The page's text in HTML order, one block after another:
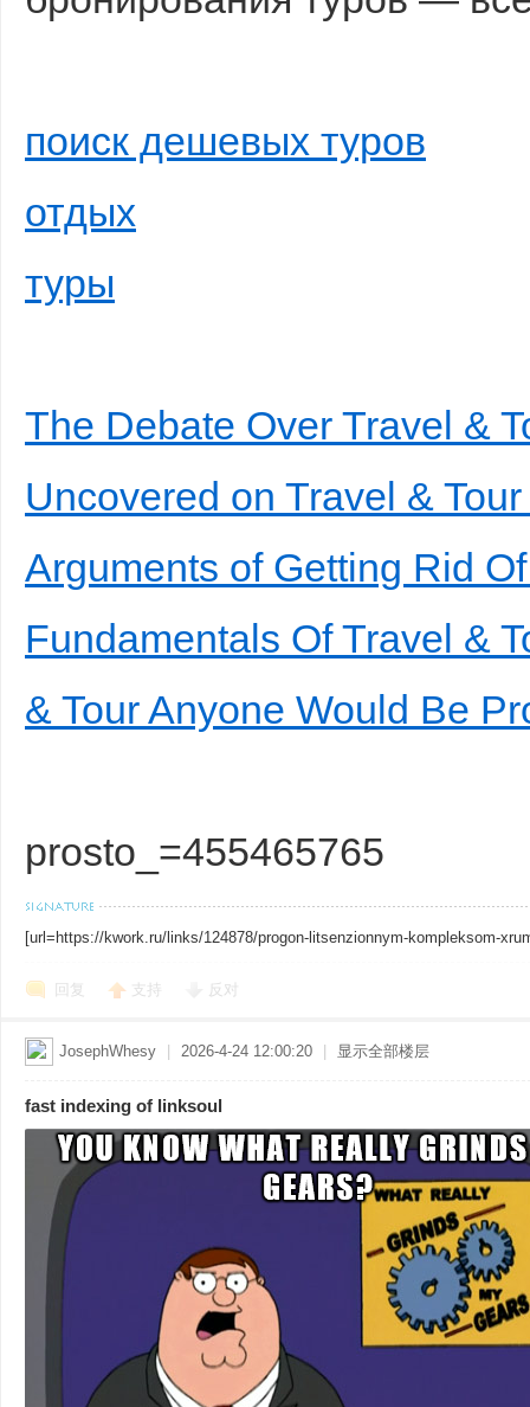
поиск дешевых туров
отдых
туры
The Debate Over Travel &
Uncovered on Travel &
Arguments of Getting Rid
Fundamentals Of Travel &
& Tour Anyone Would Be
prosto_=455465765
[url=https://kwork.ru/links/124878/progon-litsenzionnym-kompleksom-
回复 支持 反对
JosephWhesy 2026-4-24 12:00:20 显示全部楼层
fast indexing of linksoul